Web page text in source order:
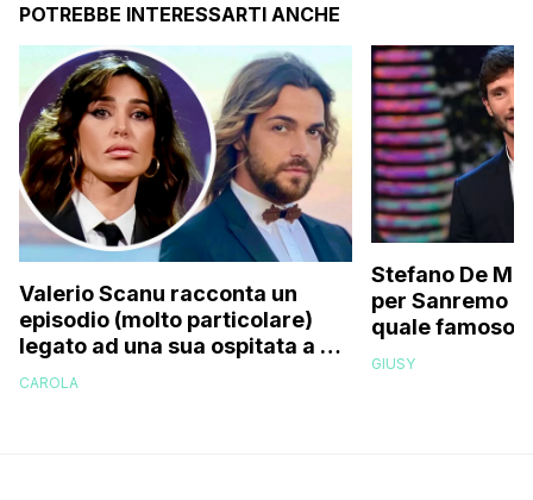
POTREBBE INTERESSARTI ANCHE
Valerio Scanu racconta un
episodio (molto particolare)
legato ad una sua ospitata a Le
Iene mai andata in onda: “Belen
CAROLA
Stefano De
per Sanremo
quale famoso
relativo
GIUSY